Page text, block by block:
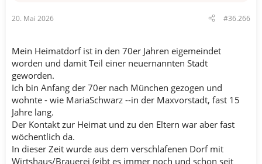
:
20. Mai 2026 #36.266
Mein Heimatdorf ist in den 70er Jahren eigemeindet
worden und damit Teil einer neuernannten Stadt
geworden.
Ich bin Anfang der 70er nach München gezogen und
wohnte - wie MariaSchwarz --in der Maxvorstadt, fast 15
Jahre lang.
Der Kontakt zur Heimat und zu den Eltern war aber fast
wöchentlich da.
In dieser Zeit wurde aus dem verschlafenen Dorf mit
Wirtshaus/Brauerei (gibt es immer noch und schon seit